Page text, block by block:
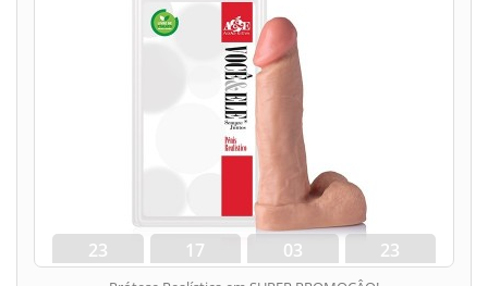
23
dias
17
hora
03
min
22
seg